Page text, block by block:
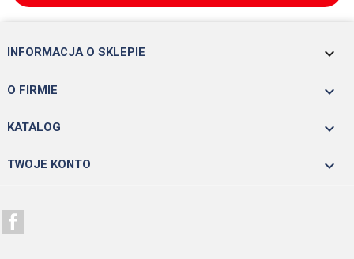
INFORMACJA O SKLEPIE keyboard_arrow_down
O FIRMIE 
KATALOG 
TWOJE KONTO 